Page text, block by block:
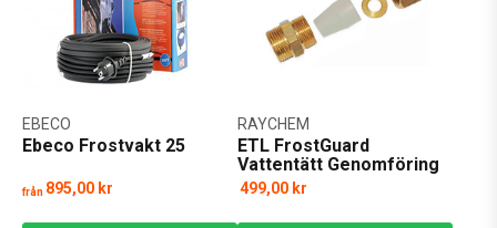
EBECO
Ebeco Frostvakt 25
från 895,00 kr
RAYCHEM
ETL FrostGuard
Vattentätt Genomföring
R20
499,00 kr